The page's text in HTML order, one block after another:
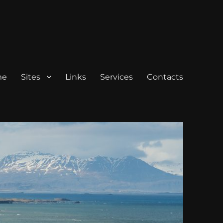
Sites Links Services Contacts